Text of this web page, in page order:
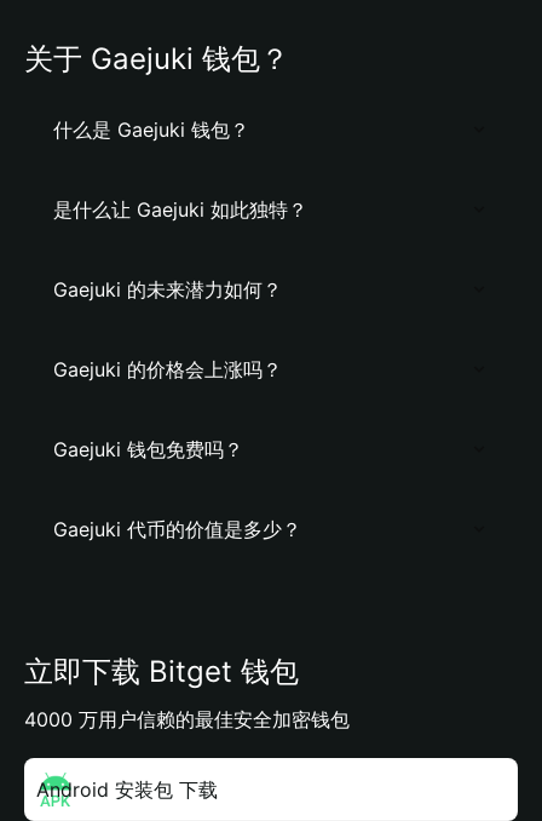
关于 Gaejuki 钱包？
什么是 Gaejuki 钱包？
是什么让 Gaejuki 如此独特？
Gaejuki 的未来潜力如何？
Gaejuki 的价格会上涨吗？
Gaejuki 钱包免费吗？
Gaejuki 代币的价值是多少？
立即下载 Bitget 钱包
4000 万用户信赖的最佳安全加密钱包
Android 安装包 下载